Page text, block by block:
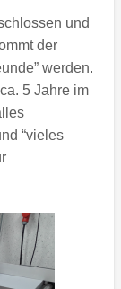
und
der
werden.
5 Jahre im
“vieles